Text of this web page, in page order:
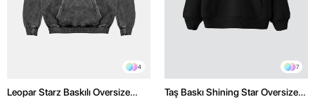
4
Leopar Starz Baskılı Oversize
7
Taş Baskı Shining Star Oversize